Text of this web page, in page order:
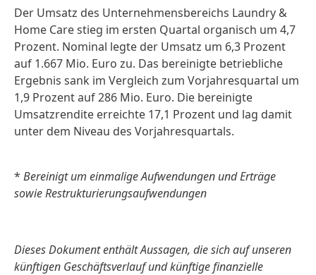
Der Umsatz des Unternehmensbereichs Laundry &
Home Care stieg im ersten Quartal organisch um 4,7
Prozent. Nominal legte der Umsatz um 6,3 Prozent
auf 1.667 Mio. Euro zu. Das bereinigte betriebliche
Ergebnis sank im Vergleich zum Vorjahresquartal um
1,9 Prozent auf 286 Mio. Euro. Die bereinigte
Umsatzrendite erreichte 17,1 Prozent und lag damit
unter dem Niveau des Vorjahresquartals.
* Bereinigt um einmalige Aufwendungen und Erträge
sowie Restrukturierungsaufwendungen
Dieses Dokument enthält Aussagen, die sich auf unseren
künftigen Geschäftsverlauf und künftige finanzielle